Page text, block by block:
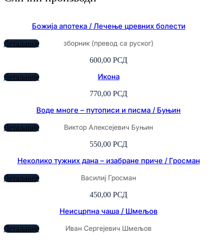
Божија апотека / Лечење цревних болести
зборник (превод са руског)
600,00 РСД
Детаљније
Икона
770,00 РСД
Детаљније
Воде многе – путописи и писма / Буњин
Виктор Алексејевич Буњин
550,00 РСД
Детаљније
Неколико тужних дана – изабране приче / Гросман
Василиј Гросман
450,00 РСД
Детаљније
Неисцрпна чаша / Шмељов
Иван Сергејевич Шмељов
Детаљније